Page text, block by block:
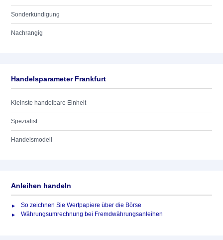
Sonderkündigung
Nachrangig
Handelsparameter Frankfurt
Kleinste handelbare Einheit
Spezialist
Handelsmodell
Anleihen handeln
So zeichnen Sie Wertpapiere über die Börse
Währungsumrechnung bei Fremdwährungsanleihen